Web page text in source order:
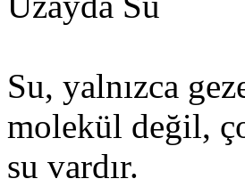
Su, yalnızca
molekül değil,
su vardır.